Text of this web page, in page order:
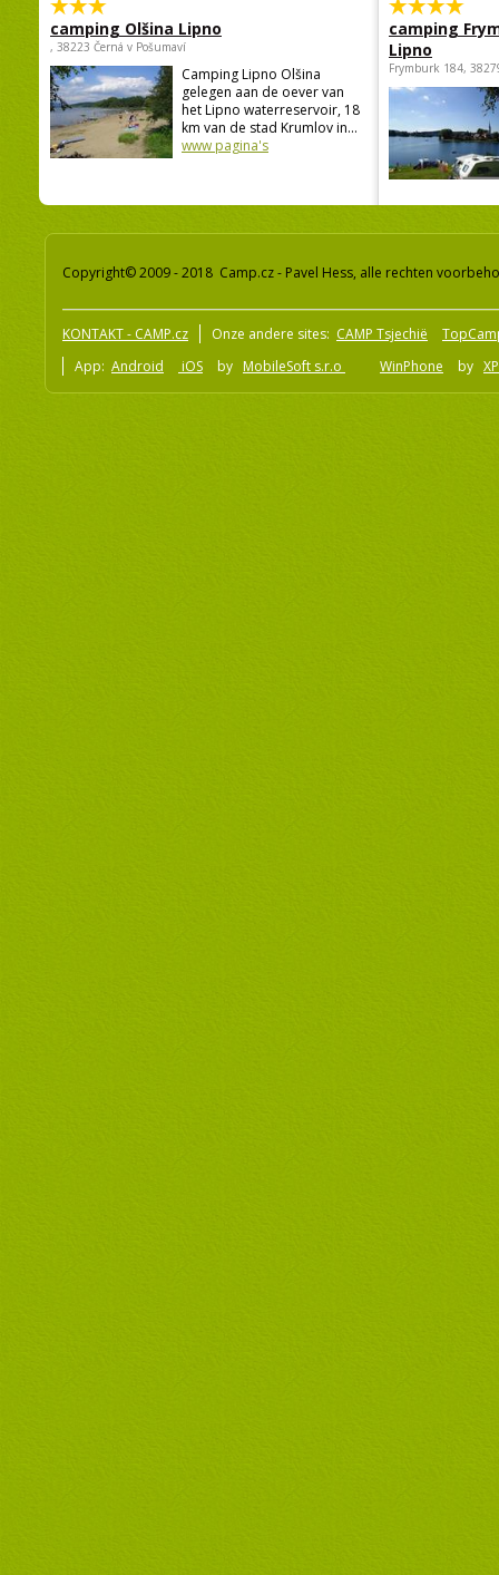
camping Olšina Lipno
, 38223 Černá v Pošumaví
Camping Lipno Olšina
gelegen aan de oever van
het Lipno waterreservoir, 18
km van de stad Krumlov in...
www pagina's
camping
Lipno
Frymburk 184,
Copyright© 2009 - 2018 Camp.cz - Pavel Hess, alle rechten
KONTAKT - CAMP.cz Onze andere sites: CAMP Tsjechië
App: Android iOS by MobileSoft s.r.o WinPhone by